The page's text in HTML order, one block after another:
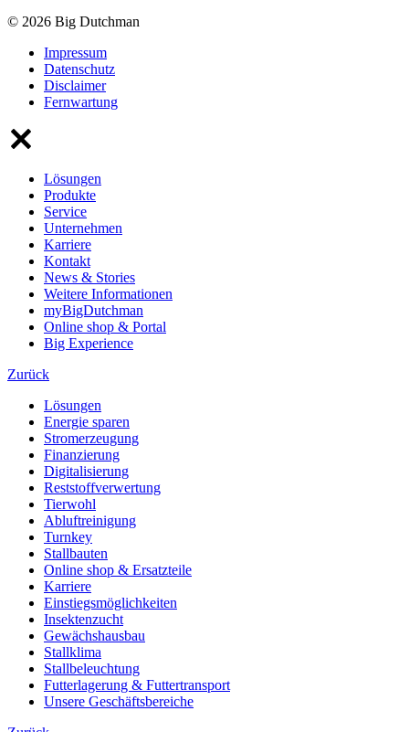
© 2026 Big Dutchman
Impressum
Datenschutz
Disclaimer
Fernwartung
Lösungen
Produkte
Service
Unternehmen
Karriere
Kontakt
News & Stories
Weitere Informationen
myBigDutchman
Online shop & Portal
Big Experience
Zurück
Lösungen
Energie sparen
Stromerzeugung
Finanzierung
Digitalisierung
Reststoffverwertung
Tierwohl
Abluftreinigung
Turnkey
Stallbauten
Online shop & Ersatzteile
Karriere
Einstiegsmöglichkeiten
Insektenzucht
Gewächshausbau
Stallklima
Stallbeleuchtung
Futterlagerung & Futtertransport
Unsere Geschäftsbereiche